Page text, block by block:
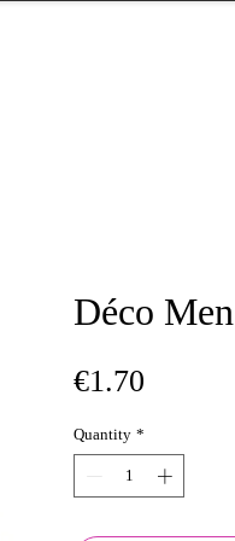
Déco Men
€1.70
Quantity *